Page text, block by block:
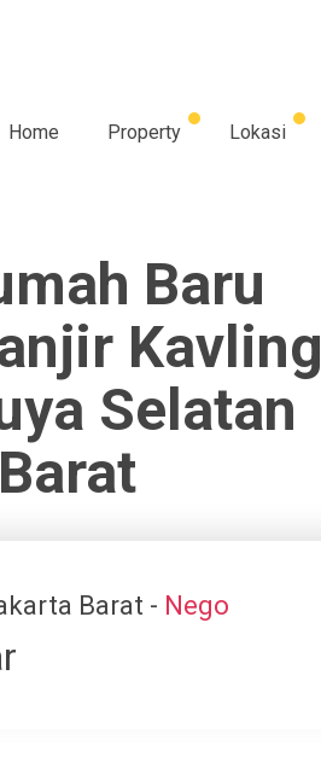
Home Property Lokasi
Baru
Kavling
Selatan
Barat - Nego